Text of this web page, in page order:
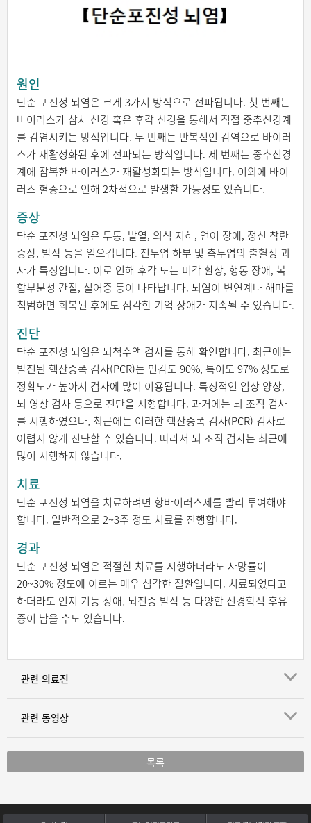
원인
단순 포진성 뇌염은 크게 3가지 방식으로 전파됩니다. 첫 번째는
바이러스가 삼차 신경 혹은 후각 신경을 통해서 직접 중추신경계
를 감염시키는 방식입니다. 두 번째는 반복적인 감염으로 바이러
스가 재활성화된 후에 전파되는 방식입니다. 세 번째는 중추신경
계에 잠복한 바이러스가 재활성화되는 방식입니다. 이외에 바이
러스 혈증으로 인해 2차적으로 발생할 가능성도 있습니다.
증상
단순 포진성 뇌염은 두통, 발열, 의식 저하, 언어 장애, 정신 착란
증상, 발작 등을 일으킵니다. 전두엽 하부 및 측두엽의 출혈성 괴
사가 특징입니다. 이로 인해 후각 또는 미각 환상, 행동 장애, 복
합부분성 간질, 실어증 등이 나타납니다. 뇌염이 변연계나 해마를
침범하면 회복된 후에도 심각한 기억 장애가 지속될 수 있습니다.
진단
단순 포진성 뇌염은 뇌척수액 검사를 통해 확인합니다. 최근에는
발전된 핵산증폭 검사(PCR)는 민감도 90%, 특이도 97% 정도로
정확도가 높아서 검사에 많이 이용됩니다. 특징적인 임상 양상,
뇌 영상 검사 등으로 진단을 시행합니다. 과거에는 뇌 조직 검사
를 시행하였으나, 최근에는 이러한 핵산증폭 검사(PCR) 검사로
어렵지 않게 진단할 수 있습니다. 따라서 뇌 조직 검사는 최근에
많이 시행하지 않습니다.
치료
단순 포진성 뇌염을 치료하려면 항바이러스제를 빨리 투여해야
합니다. 일반적으로 2~3주 정도 치료를 진행합니다.
경과
단순 포진성 뇌염은 적절한 치료를 시행하더라도 사망률이
20~30% 정도에 이르는 매우 심각한 질환입니다. 치료되었다고
하더라도 인지 기능 장애, 뇌전증 발작 등 다양한 신경학적 후유
증이 남을 수도 있습니다.
관련 의료진
관련 동영상
목록